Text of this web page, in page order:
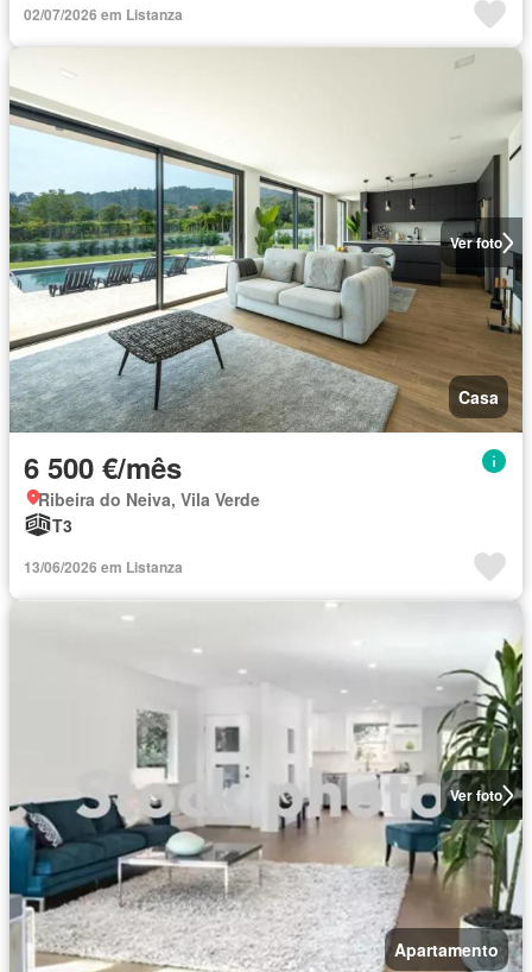
02/07/2026 em Listanza
Ver foto
Casa
6 500 €/mês
Ribeira do Neiva, Vila Verde
T3
13/06/2026 em Listanza
Ver foto
Apartamento